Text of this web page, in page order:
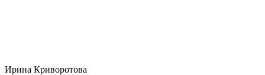
Ирина Криворотова